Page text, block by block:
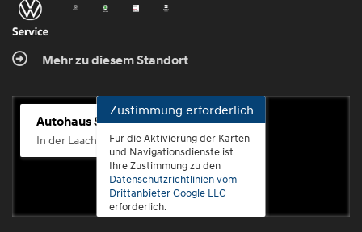
Mehr zu diesem Standort
Autohaus Scherhag
In der Laach 76, 56072 Koblenz-Güls
Zustimmung erforderlich
Für die Aktivierung der Karten-
und Navigationsdienste ist
Ihre Zustimmung zu den
Datenschutzrichtlinien vom
Drittanbieter Google LLC
erforderlich.